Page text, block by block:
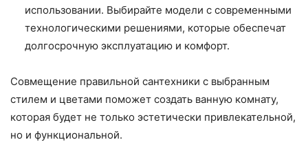
использовании. Выбирайте модели с современными
технологическими решениями, которые обеспечат
долгосрочную эксплуатацию и комфорт.
Совмещение правильной сантехники с выбранным
стилем и цветами поможет создать ванную комнату,
которая будет не только эстетически привлекательной,
но и функциональной.